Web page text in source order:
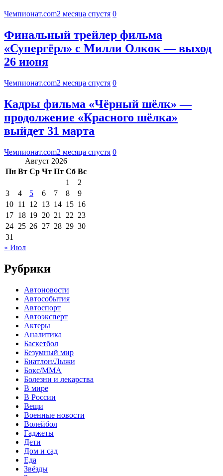
Чемпионат.com2 месяца спустя 0
Финальный трейлер фильма
«Супергёрл» с Милли Олкок — выход
26 июня
Чемпионат.com2 месяца спустя 0
Кадры фильма «Чёрный шёлк» —
продолжение «Красного шёлка»
выйдет 31 марта
Чемпионат.com2 месяца спустя 0
Август 2026
Пн Вт Ср Чт Пт Сб Вс
1
2
3
4 5 6 7 8
9
10 11 12 13 14 15 16
17 18 19 20 21 22 23
24 25 26 27 28 29 30
31
« Июл
Рубрики
Автоновости
Автособытия
Автоспорт
Автоэксперт
Актеры
Аналитика
Баскетбол
Безумный мир
Биатлон/Лыжи
Бокс/MMA
Болезни и лекарства
В мире
В России
Вещи
Военные новости
Волейбол
Гаджеты
Дети
Дом и сад
Еда
Звёзды